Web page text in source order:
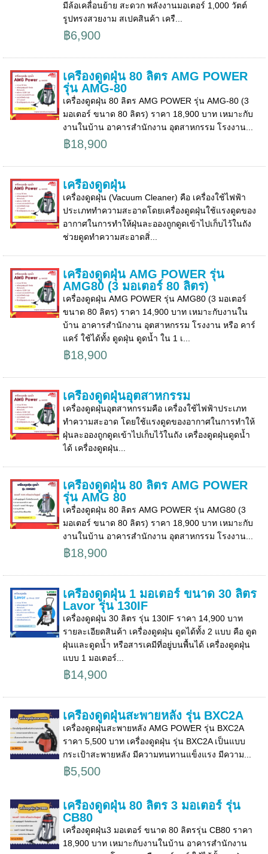
มีล้อเคลื่อนย้าย สะดวก พลังงานมอเตอร์ 1,000 วัตต์
รูปทรงสวยงาม สเปคสินค้า เครื...
฿6,900
เครื่องดูดฝุ่น 80 ลิตร AMG POWER
รุ่น AMG-80
เครื่องดูดฝุ่น 80 ลิตร AMG POWER รุ่น AMG-80 (3
มอเตอร์ ขนาด 80 ลิตร) ราคา 18,900 บาท เหมาะกับ
งานในบ้าน อาคารสำนักงาน อุตสาหกรรม โรงงาน...
฿18,900
เครื่องดูดฝุ่น
เครื่องดูดฝุ่น (Vacuum Cleaner) คือ เครื่องใช้ไฟฟ้า
ประเภททำความสะอาดโดยเครื่องดูดฝุ่นใช้แรงดูดของ
อากาศในการทำให้ฝุ่นละอองถูกดูดเข้าไปเก็บไว้ในถัง
ช่วยดูดทำความสะอาดสิ่...
เครื่องดูดฝุ่น AMG POWER รุ่น
AMG80 (3 มอเตอร์ 80 ลิตร)
เครื่องดูดฝุ่น AMG POWER รุ่น AMG80 (3 มอเตอร์
ขนาด 80 ลิตร) ราคา 14,900 บาท เหมาะกับงานใน
บ้าน อาคารสำนักงาน อุตสาหกรรม โรงงาน หรือ คาร์
แคร์ ใช้ได้ทั้ง ดูดฝุ่น ดูดน้ำ ใน 1 เ...
฿18,900
เครื่องดูดฝุ่นอุตสาหกรรม
เครื่องดูดฝุ่นอุตสาหกรรมคือ เครื่องใช้ไฟฟ้าประเภท
ทำความสะอาด โดยใช้แรงดูดของอากาศในการทำให้
ฝุ่นละอองถูกดูดเข้าไปเก็บไว้ในถัง เครื่องดูดฝุ่นดูดน้ำ
ได้ เครื่องดูดฝุ่น...
เครื่องดูดฝุ่น 80 ลิตร AMG POWER
รุ่น AMG 80
เครื่องดูดฝุ่น 80 ลิตร AMG POWER รุ่น AMG80 (3
มอเตอร์ ขนาด 80 ลิตร) ราคา 18,900 บาท เหมาะกับ
งานในบ้าน อาคารสำนักงาน อุตสาหกรรม โรงงาน...
฿18,900
เครื่องดูดฝุ่น 1 มอเตอร์ ขนาด 30 ลิตร
Lavor รุ่น 130IF
เครื่องดูดฝุ่น 30 ลิตร รุ่น 130IF ราคา 14,900 บาท
รายละเอียดสินค้า เครื่องดูดฝุ่น ดูดได้ทั้ง 2 แบบ คือ ดูด
ฝุ่นและดูดน้ำ หรือสารเคมีที่อยู่บนพื้นได้ เครื่องดูดฝุ่น
แบบ 1 มอเตอร์...
฿14,900
เครื่องดูดฝุ่นสะพายหลัง รุ่น BXC2A
เครื่องดูดฝุ่นสะพายหลัง AMG POWER รุ่น BXC2A
ราคา 5,500 บาท เครื่องดูดฝุ่น รุ่น BXC2A เป็นแบบ
กระเป้าสะพายหลัง มีความทนทานแข็งแรง มีความ...
฿5,500
เครื่องดูดฝุ่น 80 ลิตร 3 มอเตอร์ รุ่น
CB80
เครื่องดูดฝุ่น3 มอเตอร์ ขนาด 80 ลิตรรุ่น CB80 ราคา
18,900 บาท เหมาะกับงานในบ้าน อาคารสำนักงาน